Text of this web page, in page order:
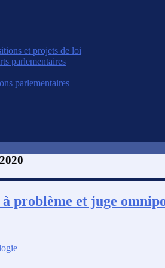
et projets de loi
parlementaires
parlementaires
problème et juge